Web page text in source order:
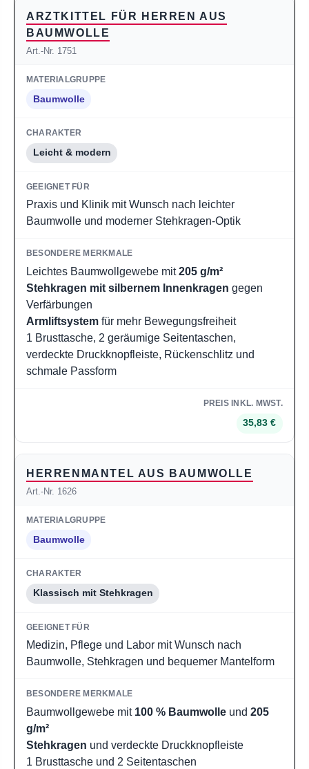
ARZTKITTEL FÜR HERREN AUS
BAUMWOLLE
Art.-Nr. 1751
Baumwolle
Leicht & modern
Praxis und Klinik mit Wunsch nach leichter
Baumwolle und moderner Stehkragen-Optik
Leichtes Baumwollgewebe mit205 g/m²
Stehkragen mit silbernem Innenkragen gegen
Verfärbungen
Armliftsystem für mehr Bewegungsfreiheit
1 Brusttasche, 2 geräumige Seitentaschen,
verdeckte Druckknopfleiste, Rückenschlitz und
schmale Passform
35,83 €
HERRENMANTEL AUS BAUMWOLLE
Art.-Nr. 1626
Baumwolle
Klassisch mit Stehkragen
Medizin, Pflege und Labor mit Wunsch nach
Baumwolle, Stehkragen und bequemer Mantelform
Baumwollgewebe mit 100 % Baumwolle und 205
g/m²
Stehkragen und verdeckte Druckknopfleiste
1 Brusttasche und 2 Seitentaschen